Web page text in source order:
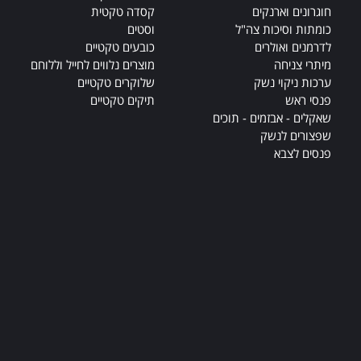
חוגרונים וארנקים
כומתות וסיכות צה"ל
לדרמנים ואולרים
מיתרי צניחה
ערכות ניקוי נשק
פנסי ראש
שאקלים - אבזמים - תוכים
שפצורים לנשק
פנסים לצבא
קסדה טקטית
וסטים
כובעים טקטיים
מוצרים נלווים לחייל וללוחם
שלוקרים טקטיים
תיקים טקטיים